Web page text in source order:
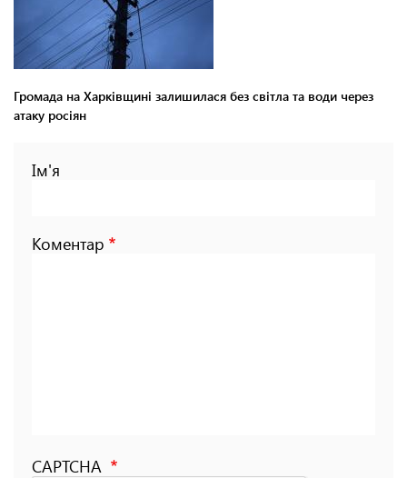
Громада на Харківщині залишилася без світла та води через
атаку росіян
Ім'я
Коментар
CAPTCHA